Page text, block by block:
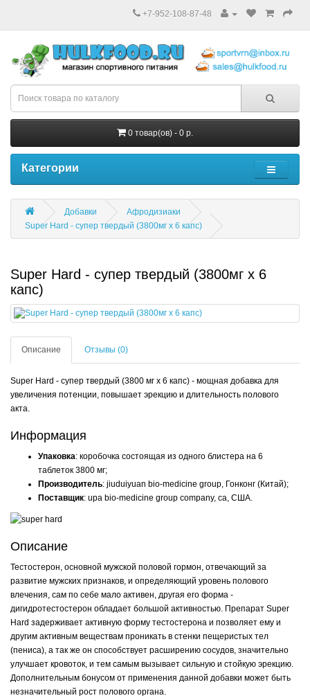
+7-952-108-87-48
0 товар(ов) - 0 р.
Категории
Добавки
Афродизиаки
Super Hard - супер твердый (3800мг х 6 капс)
Super Hard - супер твердый (3800мг х 6
капс)
Описание Отзывы (0)
Super Hard - супер твердый (3800 мг х 6 капс) - мощная добавка для
увеличения потенции, повышает эрекцию и длительность полового
акта.
Информация
Упаковка: коробочка состоящая из одного блистера на 6
таблеток 3800 мг;
Производитель: jiuduiyuan bio-medicine group, Гонконг (Китай);
Поставщик: upa bio-medicine group company, ca, США.
Описание
Тестостерон, основной мужской половой гормон, отвечающий за
развитие мужских признаков, и определяющий уровень полового
влечения, сам по себе мало активен, другая его форма -
дигидротестостерон обладает большой активностью. Препарат Super
Hard задерживает активную форму тестостерона и позволяет ему и
другим активным веществам проникать в стенки пещеристых тел
(пениса), а так же он способствует расширению сосудов, значительно
улучшает кровоток, и тем самым вызывает сильную и стойкую эрекцию.
Дополнительным бонусом от применения данной добавки может быть
незначительный рост полового органа.